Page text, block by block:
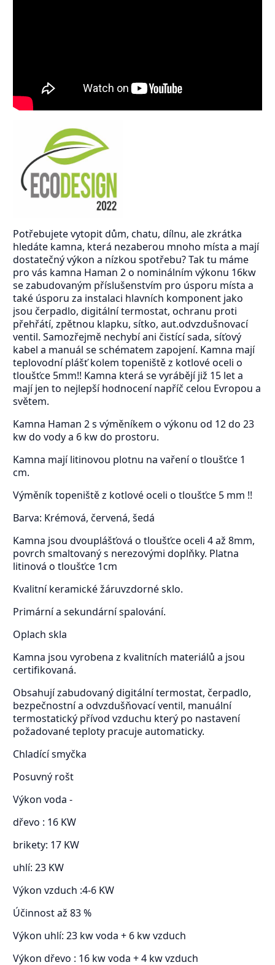
Potřebujete vytopit dům, chatu, dílnu, ale zkrátka
hledáte kamna, která nezaberou mnoho místa a mají
dostatečný výkon a nízkou spotřebu? Tak tu máme
pro vás kamna Haman 2 o nominálním výkonu 16kw
se zabudovaným příslušenstvím pro úsporu místa a
také úsporu za instalaci hlavních komponent jako
jsou čerpadlo, digitální termostat, ochranu proti
přehřátí, zpětnou klapku, sítko, aut.odvzdušnovací
ventil. Samozřejmě nechybí ani čistící sada, síťový
kabel a manuál se schématem zapojení. Kamna mají
teplovodní plášť kolem topeniště z kotlové oceli o
tloušťce 5mm!! Kamna která se vyrábějí již 15 let a
mají jen to nejlepší hodnocení napříč celou Evropou a
světem.
Kamna Haman 2 s výměníkem o výkonu od 12 do 23
kw do vody a 6 kw do prostoru.
Kamna mají litinovou plotnu na vaření o tloušťce 1
cm.
Výměník topeniště z kotlové oceli o tloušťce 5 mm !!
Barva: Krémová, červená, šedá
Kamna jsou dvouplášťová o tloušťce oceli 4 až 8mm,
povrch smaltovaný s nerezovými doplňky. Platna
litinová o tloušťce 1cm
Kvalitní keramické žáruvzdorné sklo.
Primární a sekundární spalování.
Oplach skla
Kamna jsou vyrobena z kvalitních materiálů a jsou
certifikovaná.
Obsahují zabudovaný digitální termostat, čerpadlo,
bezpečnostní a odvzdušňovací ventil, manuální
termostatický přívod vzduchu který po nastavení
požadované teploty pracuje automaticky.
Chladící smyčka
Posuvný rošt
Výkon voda -
dřevo : 16 KW
brikety: 17 KW
uhlí: 23 KW
Výkon vzduch :4-6 KW
Účinnost až 83 %
Výkon uhlí: 23 kw voda + 6 kw vzduch
Výkon dřevo : 16 kw voda + 4 kw vzduch